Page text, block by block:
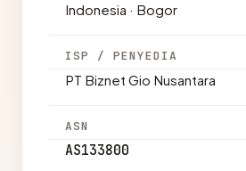
Indonesia · Bogor
ISP / PENYEDIA
PT Biznet Gio Nusantara
ASN
AS133800